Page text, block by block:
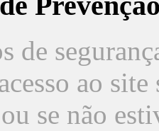
de
ao
ou se não